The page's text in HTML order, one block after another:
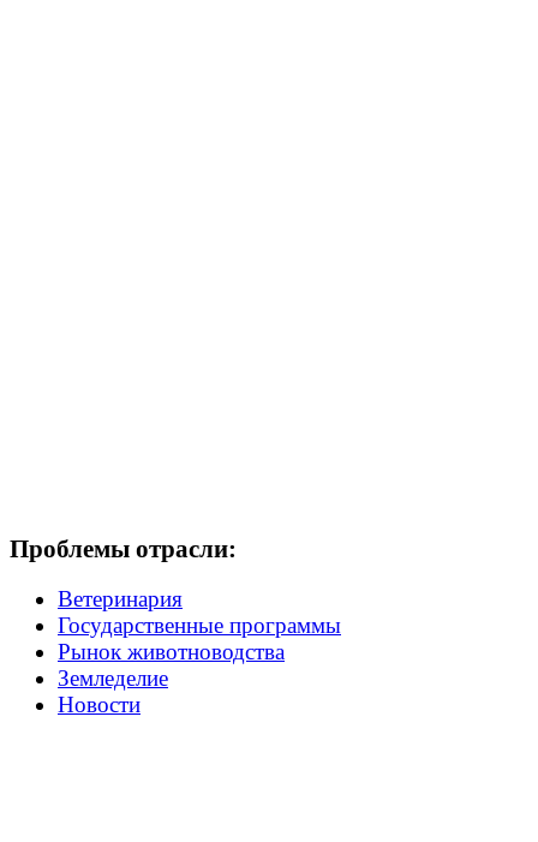
Проблемы отрасли:
Ветеринария
Государственные программы
Рынок животноводства
Земледелие
Новости